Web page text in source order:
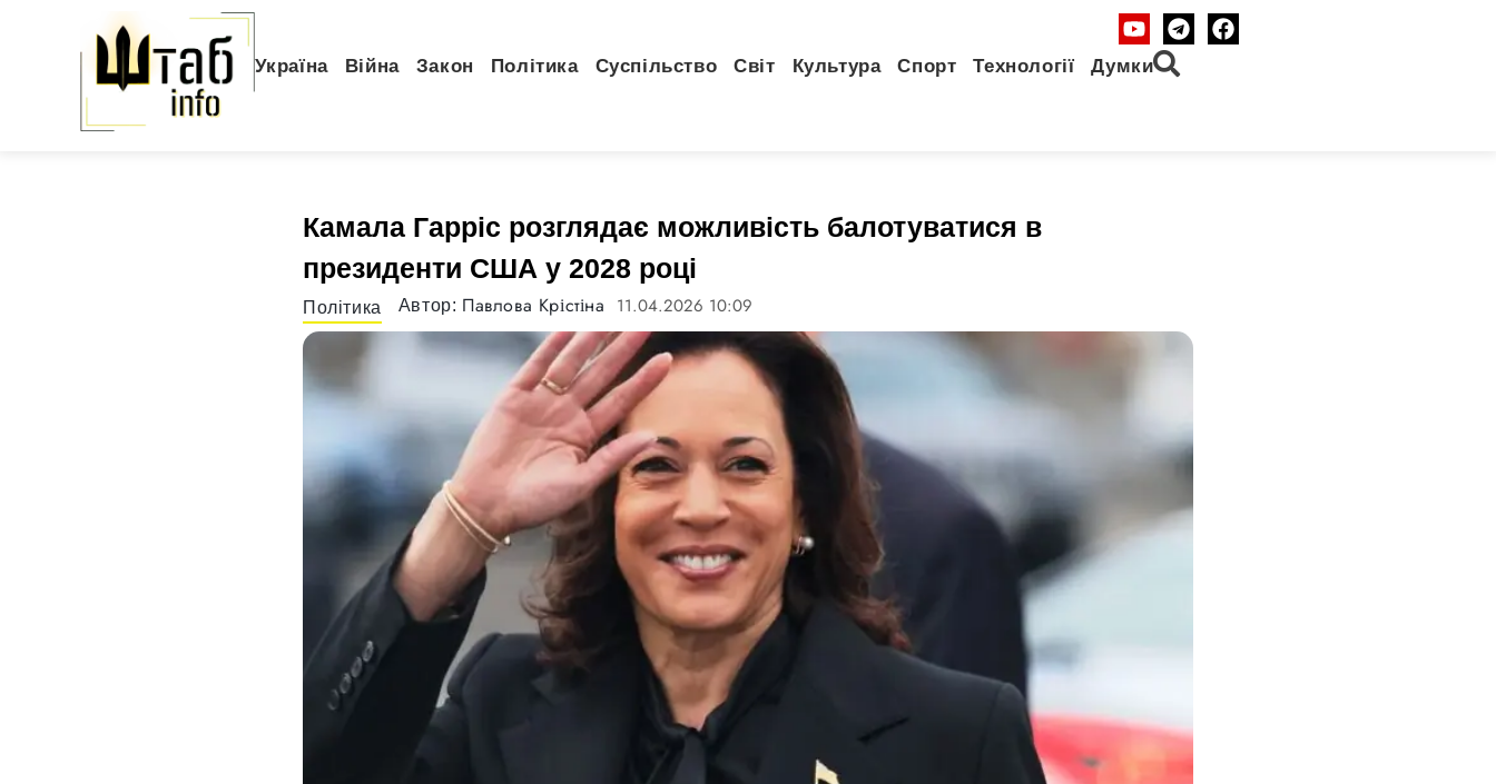
Україна Війна Закон Політика Суспільство Світ Культура Спорт Технології Думки
Камала Гарріс розглядає можливість балотуватися в
президенти США у 2028 році
Політика Автор: Павлова Крістіна 11.04.2026 10:09